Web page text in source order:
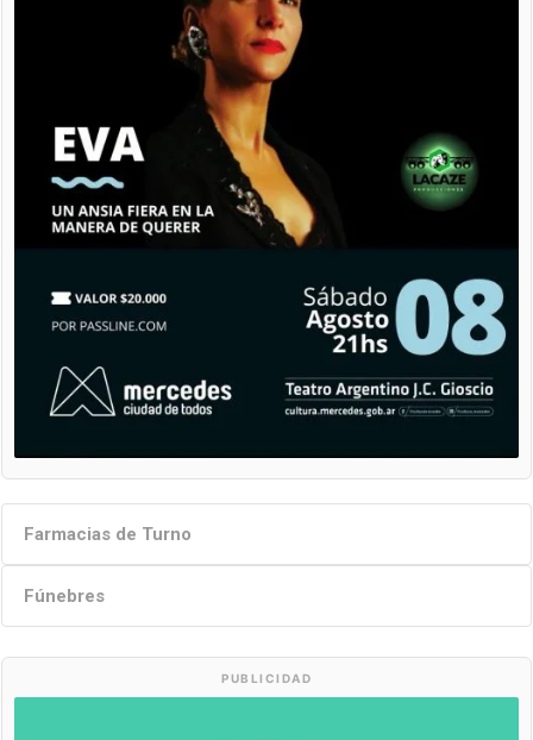
Farmacias de Turno
Fúnebres
PUBLICIDAD